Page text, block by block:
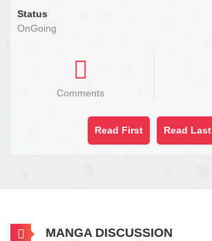
Status
OnGoing
Comments
Read First Read Last
MANGA DISCUSSION